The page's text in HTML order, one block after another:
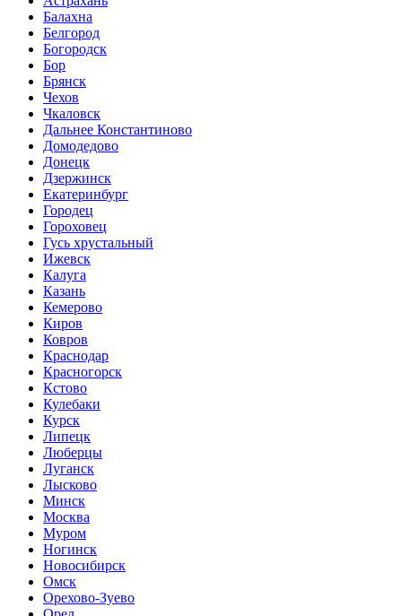
Балахна
Белгород
Богородск
Бор
Брянск
Чехов
Чкаловск
Дальнее Константиново
Домодедово
Донецк
Дзержинск
Екатеринбург
Городец
Гороховец
Гусь хрустальный
Ижевск
Калуга
Казань
Кемерово
Киров
Ковров
Краснодар
Красногорск
Кстово
Кулебаки
Курск
Липецк
Люберцы
Луганск
Лысково
Минск
Москва
Муром
Ногинск
Новосибирск
Омск
Орехово-Зуево